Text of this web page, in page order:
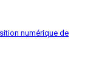
numérique de